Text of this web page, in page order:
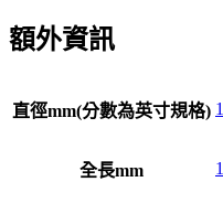
額外資訊
直徑mm(分數為英寸規格)
全長mm